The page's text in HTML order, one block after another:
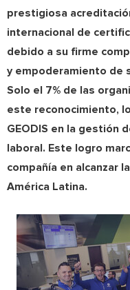
prestigiosa
internacional de
debido a su firme
y empoderamiento de
Solo el 7% de las
este reconocimiento,
GEODIS en la gestión
laboral. Este logro
compañía en alcanzar
América Latina.